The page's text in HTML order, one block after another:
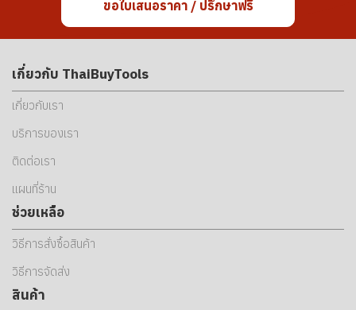
ขอใบเสนอราคา / ปรึกษาฟรี
เกี่ยวกับ ThaiBuyTools
เกี่ยวกับเรา
บริการของเรา
ติดต่อเรา
แผนที่ร้าน
ช่วยเหลือ
วิธีการสั่งซื้อสินค้า
วิธีการจัดส่ง
สินค้า